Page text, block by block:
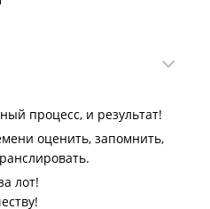
процесс, и результат!
оценить, запомнить,
лот!